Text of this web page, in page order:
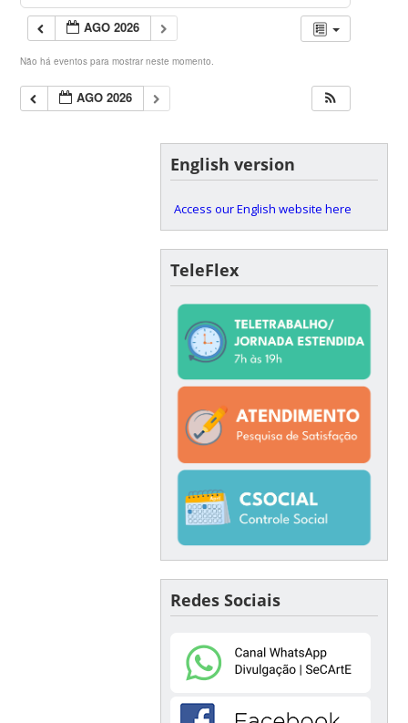
AGO 2026
Não há eventos para mostrar neste momento.
AGO 2026
English version
Access our English website here
TeleFlex
Redes Sociais